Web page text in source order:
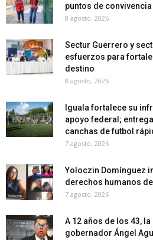
puntos de
8 agosto, 2026
Sectur Guerrero y
esfuerzos para
destino
8 agosto, 2026
Iguala fortalece su
apoyo federal;
canchas de futbol
7 agosto, 2026
Yoloczin Domínguez
derechos humanos
7 agosto, 2026
A 12 años de los 43, la
gobernador Ángel